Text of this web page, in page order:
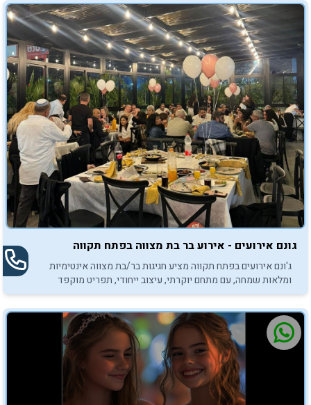
גונם אירועים - אירוע בר בת מצווה בפתח תקווה
ג'ונם אירועים בפתח תקווה מציע חגיגות בר/בת מצווה אינטימיות
ומלאות שמחה, עם מתחם יוקרתי, עיצוב ייחודי, תפריט מוקפד
ואווירה בלתי נשכחת.